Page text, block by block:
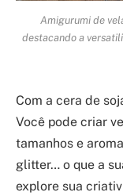
Amigurumi de
destacando a
Com a cera de
Você pode criar
tamanhos e
glitter… o que a
explore sua